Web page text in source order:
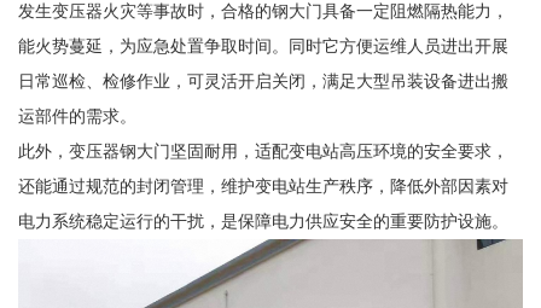
发生变压器火灾等事故时，合格的钢大门具备一定阻燃隔热能力，
能火势蔓延，为应急处置争取时间。同时它方便运维人员进出开展
日常巡检、检修作业，可灵活开启关闭，满足大型吊装设备进出搬
运部件的需求。
此外，变压器钢大门坚固耐用，适配变电站高压环境的安全要求，
还能通过规范的封闭管理，维护变电站生产秩序，降低外部因素对
电力系统稳定运行的干扰，是保障电力供应安全的重要防护设施。